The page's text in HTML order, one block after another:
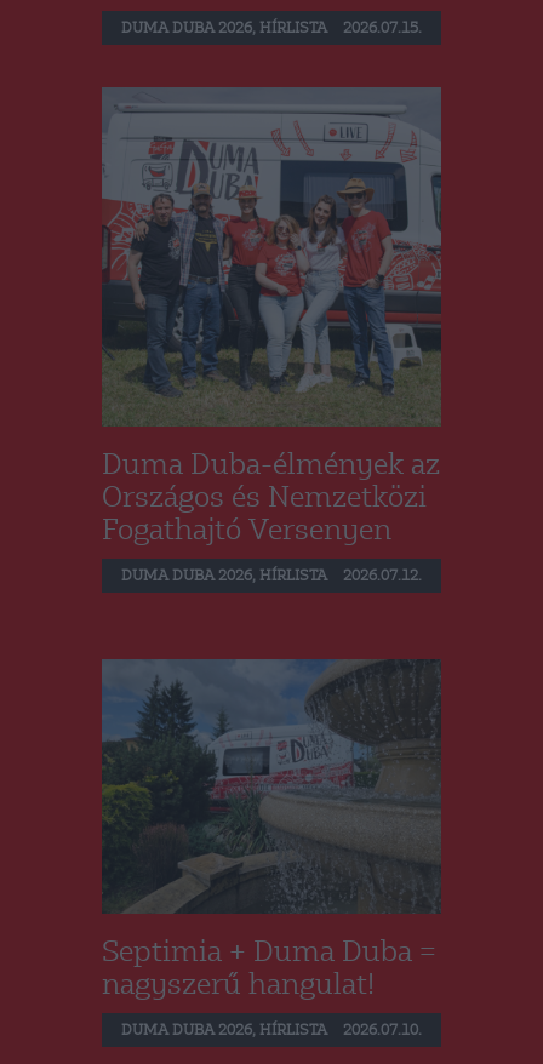
DUMA DUBA 2026, HÍRLISTA 2026.07.15.
Duma Duba-élmények az
Országos és Nemzetközi
Fogathajtó Versenyen
DUMA DUBA 2026, HÍRLISTA 2026.07.12.
Septimia + Duma Duba =
nagyszerű hangulat!
DUMA DUBA 2026, HÍRLISTA 2026.07.10.